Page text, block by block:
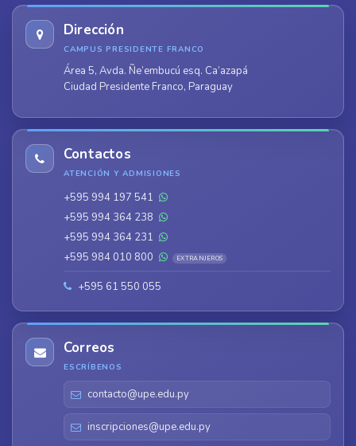
Dirección
CAMPUS PRESIDENTE FRANCO
Área 5, Avda. Ñe’embucú esq. Ca’azapá
Ciudad Presidente Franco, Paraguay
Contactos
ATENCIÓN Y ADMISIONES
+595 994 197 541
+595 994 364 238
+595 994 364 231
+595 984 010 800
EXTRANJEROS
+595 61 550 055
Correos
ESCRÍBENOS
contacto@upe.edu.py
inscripciones@upe.edu.py